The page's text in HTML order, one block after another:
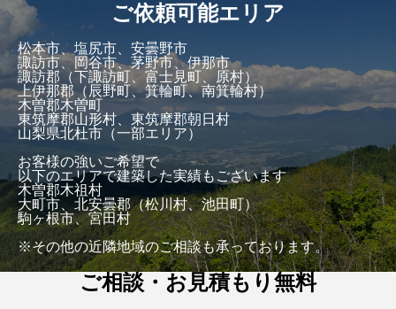
ご依頼可能エリア
松本市、塩尻市、安曇野市
諏訪市、岡谷市、茅野市、伊那市
諏訪郡（下諏訪町、富士見町、原村）
上伊那郡（辰野町、箕輪町、南箕輪村）
木曽郡木曽町
東筑摩郡山形村、東筑摩郡朝日村
山梨県北杜市（一部エリア）
お客様の強いご希望で
以下のエリアで建築した実績もございます
木曽郡木祖村
大町市、北安曇郡（松川村、池田町）
駒ヶ根市、宮田村
※その他の近隣地域のご相談も承っております。
ご相談・お見積もり無料